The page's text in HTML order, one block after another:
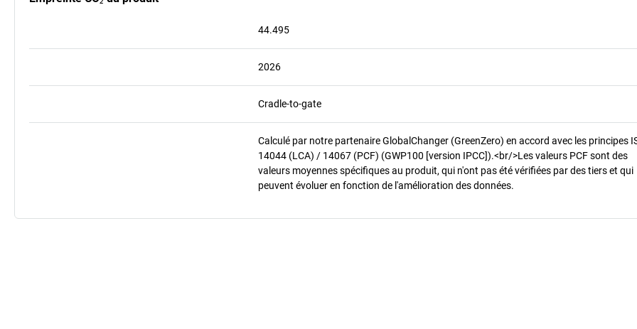
44.495
2026
Cradle-to-gate
Calculé par notre partenaire GlobalChanger (GreenZero) en accord avec les principes
14044 (LCA) / 14067 (PCF) (GWP100 [version IPCC]).<br/>Les valeurs PCF sont des
valeurs moyennes spécifiques au produit, qui n'ont pas été vérifiées par des tiers et qui
peuvent évoluer en fonction de l'amélioration des données.